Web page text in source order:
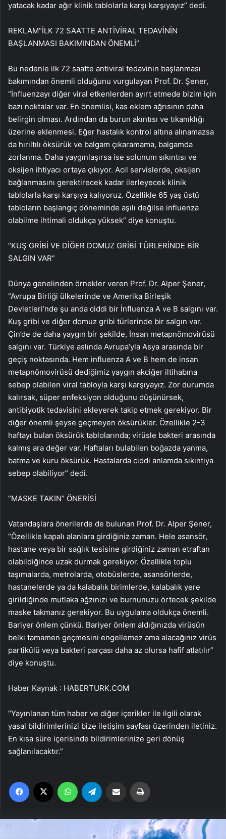
yatacak kadar ağır klinik tablolarla karşı karşıyayız” dedi.
REKLAM“İLK 72 SAATTE ANTİVİRAL TEDAVİNİN
BAŞLANMASI BAKIMINDAN ÖNEMLİ”
Bu nedenle ilk 72 saatte antiviral tedavinin başlanması
bakımından önemli olduğunu vurgulayan Prof. Dr. Şener,
“İnfluenzayı diğer viral etkenlerden ayırt etmede bizim için
bazı noktalar var. En önemlisi, kas eklem ağrısının daha
belirgin olması. Ardından da burun akıntısı ve tıkanıklığı
üzerine eklenmesi. Eğer hastalık kontrol altına alınamazsa
da hırıltılı öksürük ve balgam çıkaramama, balgamda
zorlanma. Daha yaygınlaşırsa ise solunum sıkıntısı ve
oksijen ihtiyacı ortaya çıkıyor. Acil servislerde, oksijen
bağlanmasını gerektirecek kadar ilerleyecek klinik
tablolarla karşı karşıya kalıyoruz. Özellikle 65 yaş üstü
tabloların başlangıç döneminde aşılı değilse influenza
olabilme ihtimali oldukça yüksek” diye konuştu.
“KUŞ GRİBİ VE DİĞER DOMUZ GRİBİ TÜRLERİNDE BİR
SALGIN VAR”
Dünya genelinden örnekler veren Prof. Dr. Alper Şener,
“Avrupa Birliği ülkelerinde ve Amerika Birleşik
Devletleri’nde şu anda ciddi bir İnfluenza A ve B salgını var.
Kuş gribi ve diğer domuz gribi türlerinde bir salgın var.
Çin’de de daha yaygın bir şekilde, İnsan metapnömovirüsü
salgını var. Türkiye aslında Avrupa’yla Asya arasında bir
geçiş noktasında. Hem influenza A ve B hem de insan
metapnömovirüsü dediğimiz yaygın akciğer iltihabına
sebep olabilen viral tabloyla karşı karşıyayız. Zor durumda
kalırsak, süper enfeksiyon olduğunu düşünürsek,
antibiyotik tedavisini ekleyerek takip etmek gerekiyor. Bir
diğer önemli şeyse geçmeyen öksürükler. Özellikle 2-3
haftayı bulan öksürük tablolarında; virüsle bakteri arasında
kalmış ara değer var. Haftaları bulabilen boğazda yanma,
batma ve kuru öksürük. Hastalarda ciddi anlamda sıkıntıya
sebep olabiliyor” dedi.
“MASKE TAKIN” ÖNERİSİ
Vatandaşlara önerilerde de bulunan Prof. Dr. Alper Şener,
“Özellikle kapalı alanlara girdiğiniz zaman. Hele asansör,
hastane veya bir sağlık tesisine girdiğiniz zaman etraftan
olabildiğince uzak durmak gerekiyor. Özellikle toplu
taşımalarda, metrolarda, otobüslerde, asansörlerde,
hastanelerde ya da kalabalık birimlerde, kalabalık yere
girildiğinde mutlaka ağzınızı ve burnunuzu örtecek şekilde
maske takmanız gerekiyor. Bu uygulama oldukça önemli.
Bariyer önlem çünkü. Bariyer önlem aldığınızda virüsün
belki tamamen geçmesini engellemez ama alacağınız virüs
partikülü veya bakteri parçası daha az olursa hafif atlatılır”
diye konuştu.
Haber Kaynak : HABERTURK.COM
“Yayınlanan tüm haber ve diğer içerikler ile ilgili olarak
yasal bildirimlerinizi bize iletişim sayfası üzerinden iletiniz.
En kısa süre içerisinde bildirimlerinize geri dönüş
sağlanılacaktır.”
Facebook WhatsApp Email'den paylaş